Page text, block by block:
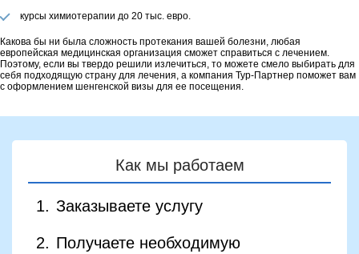
курсы химиотерапии до 20 тыс. евро.
Какова бы ни была сложность протекания вашей болезни, любая
европейская медицинская организация сможет справиться с лечением.
Поэтому, если вы твердо решили излечиться, то можете смело выбирать для
себя подходящую страну для лечения, а компания Тур-Партнер поможет вам
с оформлением шенгенской визы для ее посещения.
Как мы работаем
Заказываете услугу
Получаете необходимую